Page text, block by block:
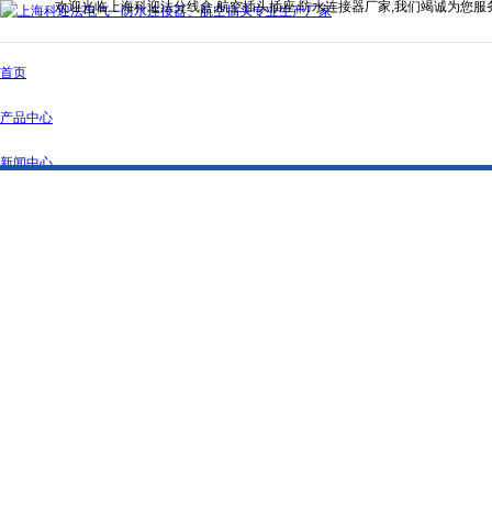
欢迎光临上海科迎法分线盒,航空插头插座,防水连接器厂家,我们竭诚为您服
首页
产品中心
新闻中心